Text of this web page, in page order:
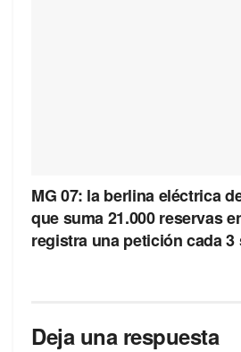
MG 07: la berlina eléctrica
que suma 21.000 reservas
registra una petición cada
Deja una respuesta